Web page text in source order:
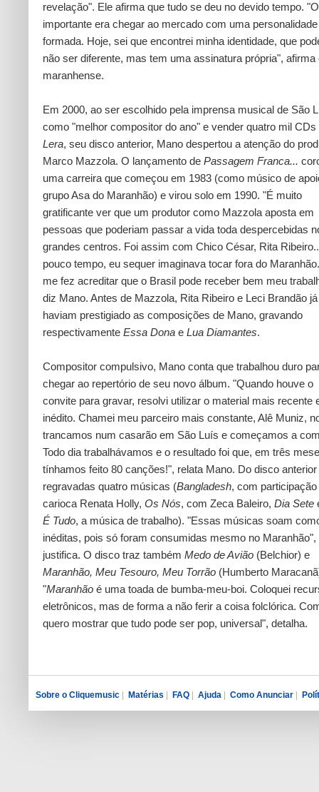
revelação". Ele afirma que tudo se deu no devido tempo.
importante era chegar ao mercado com uma personalidade
formada. Hoje, sei que encontrei minha identidade, que
não ser diferente, mas tem uma assinatura própria", afirma
maranhense.
Em 2000, ao ser escolhido pela imprensa musical de São
como "melhor compositor do ano" e vender quatro mil CDs
Lera, seu disco anterior, Mano despertou a atenção do
Marco Mazzola. O lançamento de Passagem Franca...
uma carreira que começou em 1983 (como músico de
grupo Asa do Maranhão) e virou solo em 1990. "É muito
gratificante ver que um produtor como Mazzola aposta em
pessoas que poderiam passar a vida toda despercebidas
grandes centros. Foi assim com Chico César, Rita
pouco tempo, eu sequer imaginava tocar fora do
me fez acreditar que o Brasil pode receber bem meu
diz Mano. Antes de Mazzola, Rita Ribeiro e Leci Brandão já
haviam prestigiado as composições de Mano, gravando
respectivamente Essa Dona e Lua Diamantes.
Compositor compulsivo, Mano conta que trabalhou duro
chegar ao repertório de seu novo álbum. "Quando houve o
convite para gravar, resolvi utilizar o material mais recente
inédito. Chamei meu parceiro mais constante, Alê Muniz,
trancamos num casarão em São Luís e começamos a
Todo dia trabalhávamos e o resultado foi que, em três
tínhamos feito 80 canções!", relata Mano. Do disco
regravadas quatro músicas (Bangladesh, com participação
carioca Renata Holly, Os Nós, com Zeca Baleiro, Dia Sete
É Tudo, a música de trabalho). "Essas músicas soam
inéditas, pois só foram consumidas mesmo no Maranhão",
justifica. O disco traz também Medo de Avião (Belchior) e
Maranhão, Meu Tesouro, Meu Torrão (Humberto
"Maranhão é uma toada de bumba-meu-boi. Coloquei
eletrônicos, mas de forma a não ferir a coisa folclórica.
quero mostrar que tudo pode ser pop, universal", detalha.
Sobre o Cliquemusic Matérias FAQ Ajuda Como Anunciar